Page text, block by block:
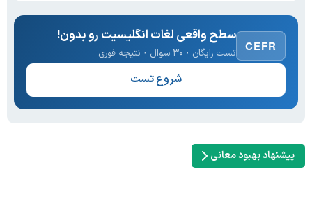
CEFR
سطح واقعی لغات انگلیسیت رو بدون!
تست رایگان · ۳۰ سوال · نتیجه فوری
شروع تست
پیشنهاد بهبود معانی